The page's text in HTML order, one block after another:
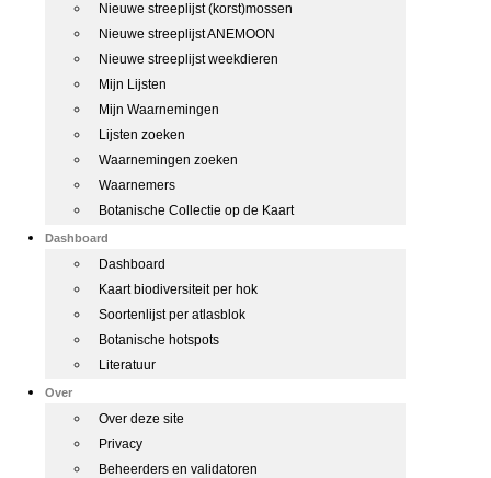
Nieuwe streeplijst (korst)mossen
Nieuwe streeplijst ANEMOON
Nieuwe streeplijst weekdieren
Mijn Lijsten
Mijn Waarnemingen
Lijsten zoeken
Waarnemingen zoeken
Waarnemers
Botanische Collectie op de Kaart
Dashboard
Dashboard
Kaart biodiversiteit per hok
Soortenlijst per atlasblok
Botanische hotspots
Literatuur
Over
Over deze site
Privacy
Beheerders en validatoren